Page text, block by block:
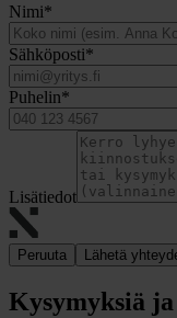
Nimi*
Sähköposti*
Puhelin*
Lisätiedot
Peruuta Lähetä
Kysymyksiä